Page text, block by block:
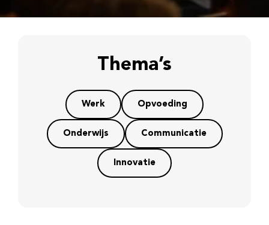
Thema’s
Werk Opvoeding
Onderwijs Communicatie
Innovatie